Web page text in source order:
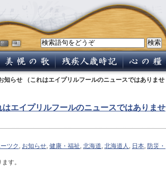
知らせ （これはエイプリルフールのニュースではありませ
エイプリルフールのニュースではありませ
ツク , お知らせ, 健康・福祉, 北海道, 北海道人 , 日本, 防災・
す。